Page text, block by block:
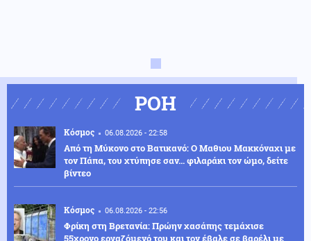
ΡΟΗ
Κόσμος 06.08.2026 - 22:58
Από τη Μύκονο στο Βατικανό: Ο Μαθιου Μακκόναχι με
τον Πάπα, του χτύπησε σαν... φιλαράκι τον ώμο, δείτε
βίντεο
Κόσμος 06.08.2026 - 22:56
Φρίκη στη Βρετανία: Πρώην χασάπης τεμάχισε